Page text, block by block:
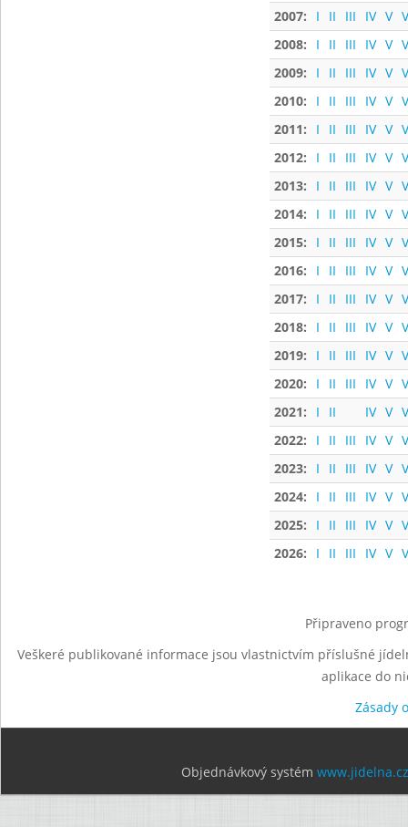
2007:
I II III IV V
2008:
I II III IV V
2009:
I II III IV V
2010:
I II III IV V
2011:
I II III IV V
2012:
I II III IV V
2013:
I II III IV V
2014:
I II III IV V
2015:
I II III IV V
2016:
I II III IV V
2017:
I II III IV V
2018:
I II III IV V
2019:
I II III IV V
2020:
I II III IV V
2021:
I II IV V
2022:
I II III IV V
2023:
I II III IV V
2024:
I II III IV V
2025:
I II III IV V
2026:
I II III IV V
Připraveno
Veškeré publikované informace jsou vlastnictvím příslušné
aplikace do
Zásady
Objednávkový systém www.jidelna.cz